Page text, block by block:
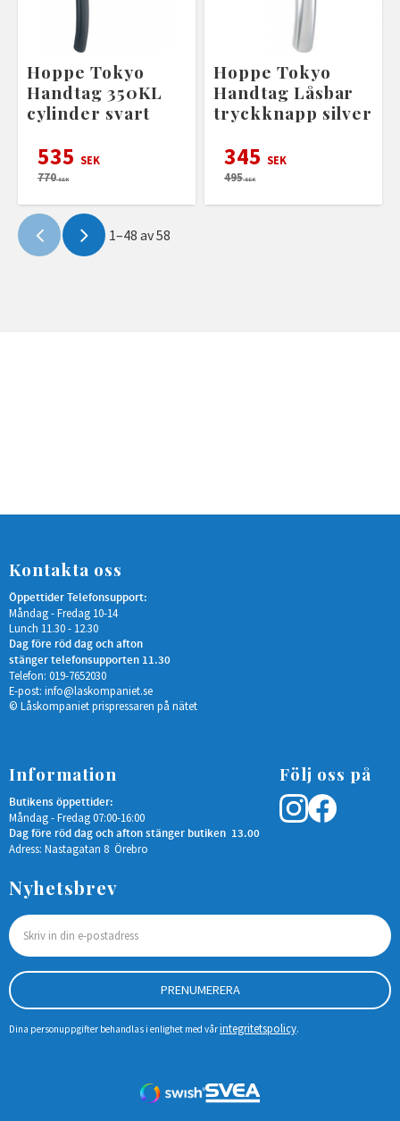
Hoppe Tokyo
Handtag 350KL
cylinder svart
535 SEK
770SEK
Hoppe Tokyo
Handtag Låsbar
tryckknapp silver
345 SEK
495SEK
1–48 av58
Kontakta oss
Öppettider Telefonsupport:
Måndag - Fredag 10-14
Lunch 11.30 - 12.30
Dag före röd dag och afton
stänger telefonsupporten 11.30
Telefon: 019-7652030
E-post: info@laskompaniet.se
© Låskompaniet prispressaren på nätet
Information
Butikens öppettider:
Måndag - Fredag 07:00-16:00
Dag före röd dag och afton stänger butiken 13.00
Adress: Nastagatan 8 Örebro
Följ oss på
Nyhetsbrev
PRENUMERERA
Dina personuppgifter behandlas i enlighet med vårintegritetspolicy.